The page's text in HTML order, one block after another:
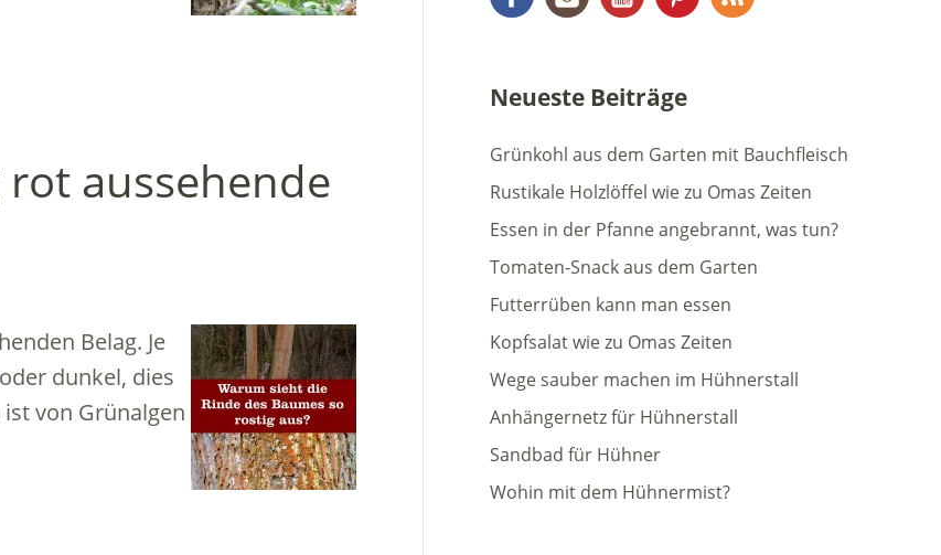
aussehende
Belag. Je
dunkel, dies
von Grünalgen
Neueste Beiträge
Grünkohl aus dem Garten mit Bauchfleisch
Rustikale Holzlöffel wie zu Omas Zeiten
Essen in der Pfanne angebrannt, was tun?
Tomaten-Snack aus dem Garten
Futterrüben kann man essen
Kopfsalat wie zu Omas Zeiten
Wege sauber machen im Hühnerstall
Anhängernetz für Hühnerstall
Sandbad für Hühner
Wohin mit dem Hühnermist?